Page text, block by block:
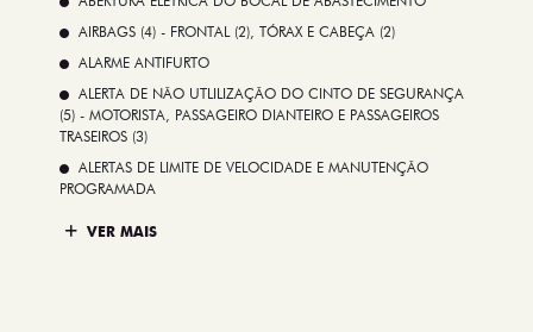
AIRBAGS (4) - FRONTAL (2), TÓRAX E CABEÇA (2)
ALARME ANTIFURTO
ALERTA DE NÃO UTLILIZAÇÃO DO CINTO DE SEGURANÇA
(5) - MOTORISTA, PASSAGEIRO DIANTEIRO E PASSAGEIROS
TRASEIROS (3)
ALERTAS DE LIMITE DE VELOCIDADE E MANUTENÇÃO
PROGRAMADA
VER MAIS